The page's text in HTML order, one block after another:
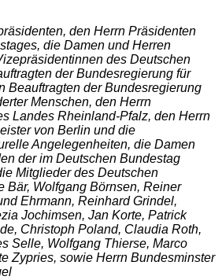
den Herrn Präsidenten
die Damen und Herren
des Deutschen
der Bundesregierung für
Beauftragten der Bundesregierung
Menschen, den Herrn
Landes Rheinland-Pfalz, den Herrn
von Berlin und die
Angelegenheiten, die Damen
der im Deutschen Bundestag
Mitglieder des Deutschen
Bär, Wolfgang Börnsen, Reiner
Ehrmann, Reinhard Grindel,
Jochimsen, Jan Korte, Patrick
Christoph Poland, Claudia Roth,
Selle, Wolfgang Thierse, Marco
Zypries, sowie Herrn Bundesminster